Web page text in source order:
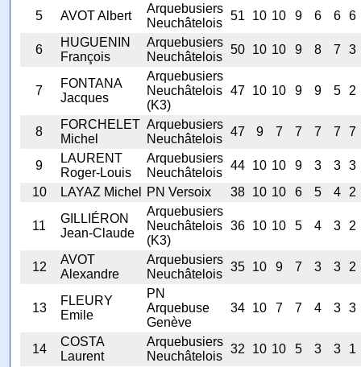
5 AVOT Albert
Arquebusiers
Neuchâtelois
51 10 10 9 6 6 6
6
HUGUENIN
François
Arquebusiers
Neuchâtelois
50 10 10 9 8 7 3
7
FONTANA
Jacques
Arquebusiers
Neuchâtelois
(K3)
47 10 10 9 9 5 2
8
FORCHELET
Michel
Arquebusiers
Neuchâtelois
47 9 7 7 7 7 7
9
LAURENT
Roger-Louis
Arquebusiers
Neuchâtelois
44 10 10 9 3 3
3
10
LAYAZ Michel PN Versoix 38 10 10 6 5 4 2
11
GILLIÉRON
Jean-Claude
Arquebusiers
Neuchâtelois
(K3)
36 10 10 5 4 3 2
12
AVOT
Alexandre
Arquebusiers
Neuchâtelois
35 10 9 7 3 3 2
13
FLEURY
Emile
PN
Arquebuse
Genève
34 10 7 7 4 3 3
14
COSTA
Laurent
Arquebusiers
Neuchâtelois
32 10 10 5 3 3 1